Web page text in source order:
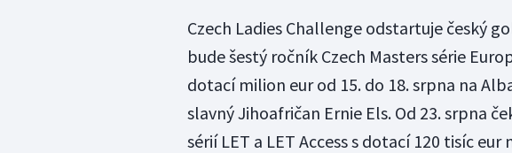
Czech Ladies Challenge odstartuje český
bude šestý ročník Czech Masters série
dotací milion eur od 15. do 18. srpna na
slavný Jihoafričan Ernie Els. Od 23. srpna
sérií LET a LET Access s dotací 120 tisíc eur